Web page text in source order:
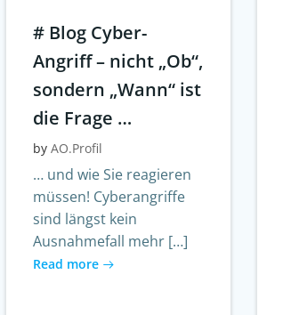
# Blog Cyber-
Angriff – nicht „Ob“,
sondern „Wann“ ist
die Frage …
by AO.Profil
… und wie Sie reagieren
müssen! Cyberangriffe
sind längst kein
Ausnahmefall mehr […]
Read more